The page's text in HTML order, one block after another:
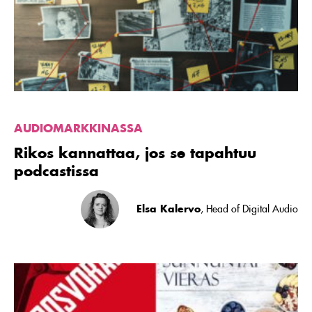
se
tapahtuu
podcastissa
AUDIOMARKKINASSA
Rikos kannattaa, jos se tapahtuu
podcastissa
Elsa Kalervo, Head of Digital Audio
Lue
artikkeli
Koska
ääni